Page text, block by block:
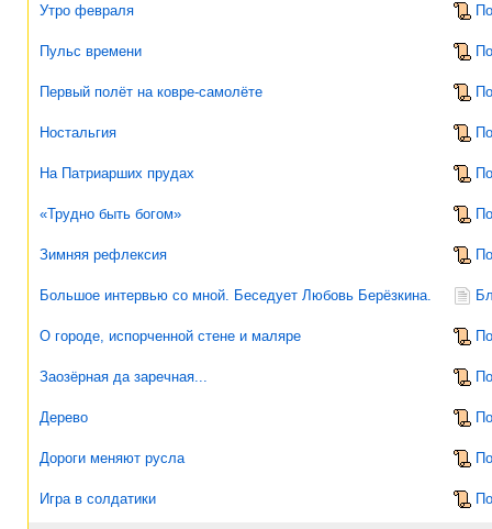
Утро февраля
Пульс времени
Первый полёт на ковре-самолёте
Ностальгия
На Патриарших прудах
«Трудно быть богом»
Зимняя рефлексия
Большое интервью со мной. Беседует Любовь Берёзкина.
О городе, испорченной стене и маляре
Заозёрная да заречная...
Дерево
Дороги меняют русла
Игра в солдатики